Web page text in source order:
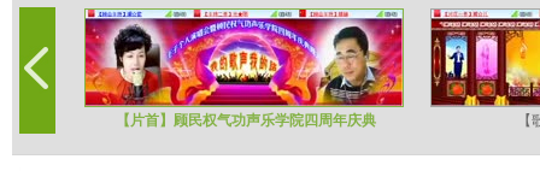
【片首】顾民权气功声乐学院四周年庆典